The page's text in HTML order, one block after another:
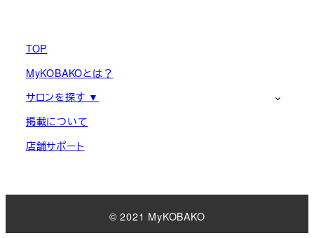
TOP
MyKOBAKOとは？
サロンを探す ▼
掲載について
店舗サポート
© 2021 MyKOBAKO